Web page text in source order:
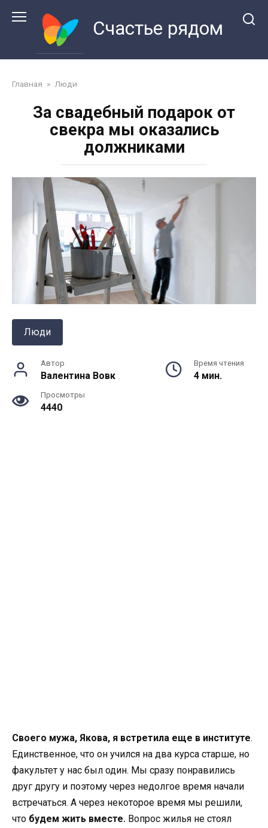
Счастье рядом
Главная » Люди
За свадебный подарок от
свекра мы оказались
должниками
Люди
Автор
Валентина Вовк
Время чтения
4 мин.
Просмотры
4440
Своего мужа, Якова, я встретила еще в институте.
Единственное, что он учился на два курса старше, но
факультет у нас был один. Мы сразу понравились
друг другу и поэтому через недолгое время начали
встречаться. А через некоторое время мы решили,
что будем жить вместе. Вопрос жилья не стоял